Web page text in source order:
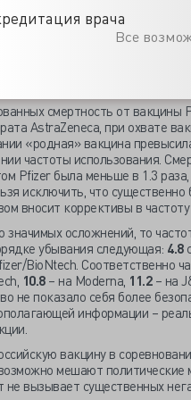
врача
Все
и сотрудничества
статистику осложнений
и Moderna.
COVID-19 vaccines and
pharmaceutical companies –
смертность от вакцины
AstraZeneca, при охвате
«родная» вакцина
частоты использования.
Pfizer была меньше в 1.3
исключить, что
вносит коррективы в
значимых осложнений, то
убывания следующая: 4.8
BioNtech. Соответственно
10.8– на Moderna, 11.2– на
не показало себя более
информации –
вакцину в
мешают
не вызывает существенных